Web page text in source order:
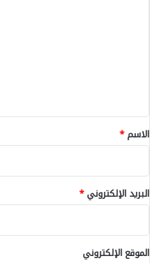
*
الاسم*
البريد الإلكتروني*
الموقع الإلكتروني